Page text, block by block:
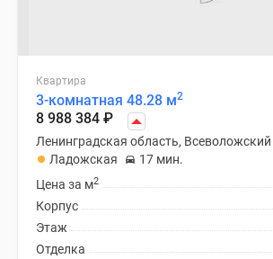
Квартира
3-комнатная 48.28 м2
8 988 384 ₽
Ленинградская область,
Ладожская
17 мин.
Цена за м2
Корпус
Этаж
Отделка